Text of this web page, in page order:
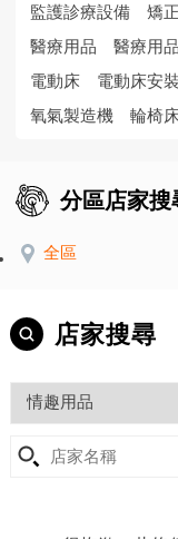
監護診療設備
矯
醫療用品
醫療用品
電動床
電動床安裝
氧氣製造機
輪椅
分區店家搜
全區
店家搜尋